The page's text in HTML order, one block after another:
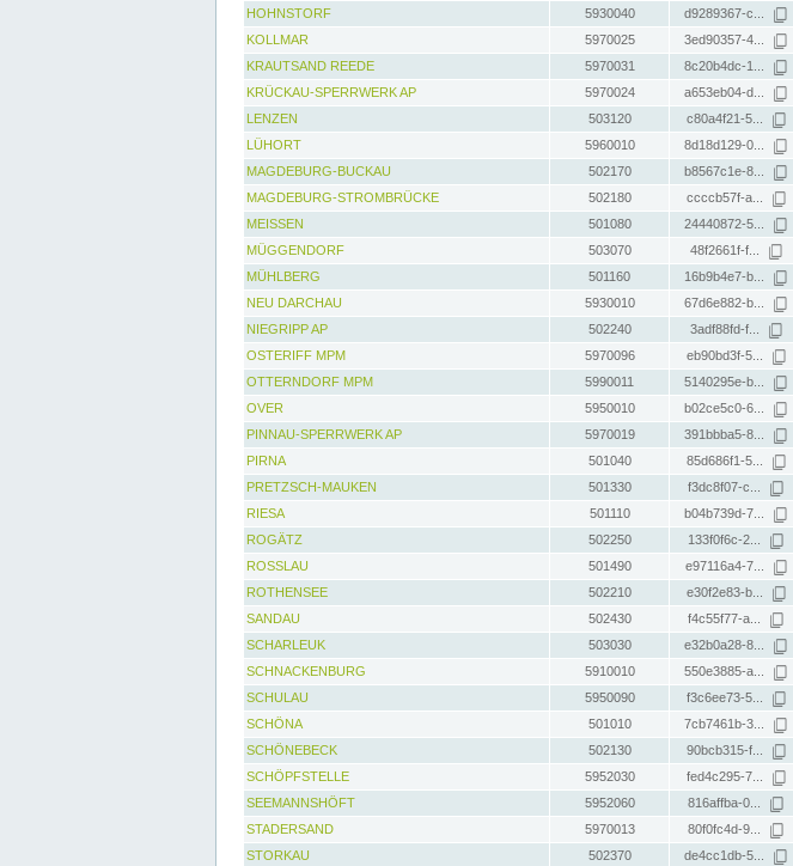
HOHNSTORF
5930040 d9289367-c...
KOLLMAR
5970025 3ed90357-4...
KRAUTSAND REEDE
5970031 8c20b4dc-1...
KRÜCKAU-SPERRWERK AP
5970024 a653eb04-d...
LENZEN
503120 c80a4f21-5...
LÜHORT
5960010 8d18d129-0...
MAGDEBURG-BUCKAU
502170 b8567c1e-8...
MAGDEBURG-STROMBRÜCKE
502180 ccccb57f-a...
MEISSEN
501080 24440872-5...
MÜGGENDORF
503070 48f2661f-f...
MÜHLBERG
501160 16b9b4e7-b...
NEU DARCHAU
5930010 67d6e882-b...
NIEGRIPP AP
502240 3adf88fd-f...
OSTERIFF MPM
5970096 eb90bd3f-5...
OTTERNDORF MPM
5990011 5140295e-b...
OVER
5950010 b02ce5c0-6...
PINNAU-SPERRWERK AP
5970019 391bbba5-8...
PIRNA
501040 85d686f1-5...
PRETZSCH-MAUKEN
501330 f3dc8f07-c...
RIESA
501110 b04b739d-7...
ROGÄTZ
502250 133f0f6c-2...
ROSSLAU
501490 e97116a4-7...
ROTHENSEE
502210 e30f2e83-b...
SANDAU
502430 f4c55f77-a...
SCHARLEUK
503030 e32b0a28-8...
SCHNACKENBURG
5910010 550e3885-a...
SCHULAU
5950090 f3c6ee73-5...
SCHÖNA
501010 7cb7461b-3...
SCHÖNEBECK
502130 90bcb315-f...
SCHÖPFSTELLE
5952030 fed4c295-7...
SEEMANNSHÖFT
5952060 816affba-0...
STADERSAND
5970013 80f0fc4d-9...
STORKAU
502370 de4cc1db-5...